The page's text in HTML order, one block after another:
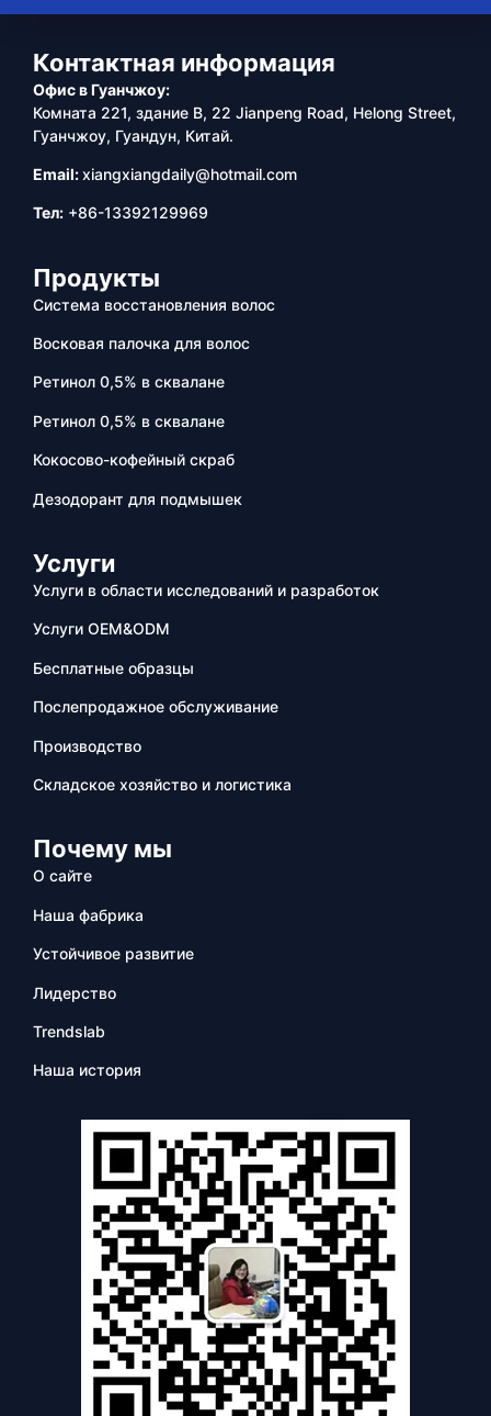
Контактная информация
Офис в Гуанчжоу:
Комната 221, здание B, 22 Jianpeng Road, Helong Street,
Гуанчжоу, Гуандун, Китай.
Email:xiangxiangdaily@hotmail.com
Тел: +86-13392129969
Продукты
Система восстановления волос
Восковая палочка для волос
Ретинол 0,5% в сквалане
Ретинол 0,5% в сквалане
Кокосово-кофейный скраб
Дезодорант для подмышек
Услуги
Услуги в области исследований и разработок
Услуги OEM&ODM
Бесплатные образцы
Послепродажное обслуживание
Производство
Складское хозяйство и логистика
Почему мы
О сайте
Наша фабрика
Устойчивое развитие
Лидерство
Trendslab
Наша история